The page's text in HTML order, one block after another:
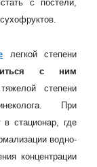
с постели,
легкой степени
с ним
степени
При
в стационар, где
водно-
концентрации